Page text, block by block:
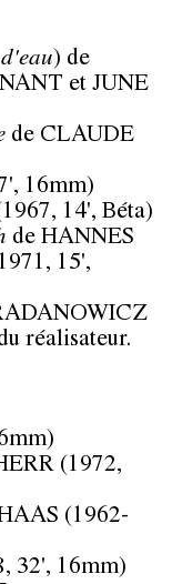
) de
et JUNE
de CLAUDE
16mm)
14', Béta)
de HANNES
15',
réalisateur.
(1972,
(1962-
32', 16mm)